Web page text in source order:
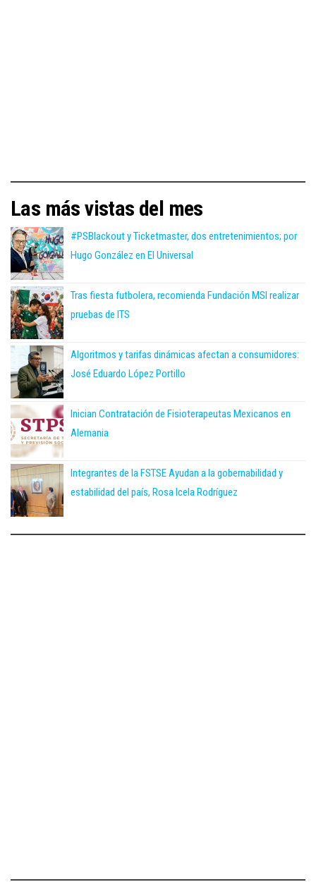
Las más vistas del mes
#PSBlackout y Ticketmaster, dos entretenimientos; por
Hugo González en El Universal
Tras fiesta futbolera, recomienda Fundación MSI realizar
pruebas de ITS
Algoritmos y tarifas dinámicas afectan a consumidores:
José Eduardo López Portillo
Inician Contratación de Fisioterapeutas Mexicanos en
Alemania
Integrantes de la FSTSE Ayudan a la gobernabilidad y
estabilidad del país, Rosa Icela Rodríguez